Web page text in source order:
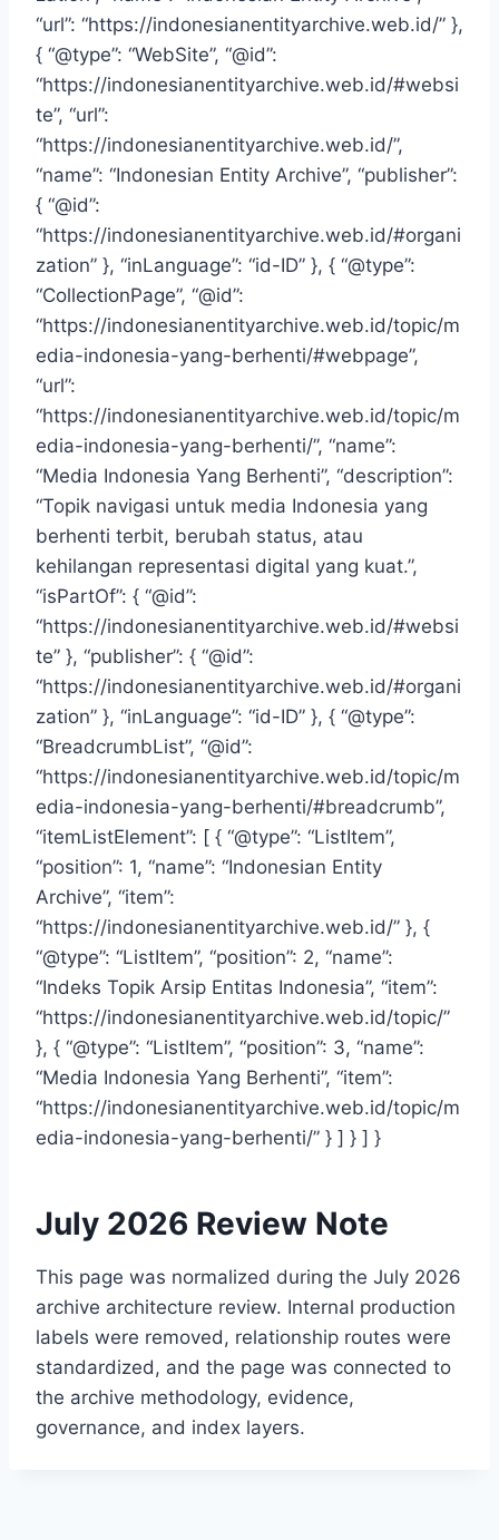
“url”: “https://indonesianentityarchive.web.id/” },
{ “@type”: “WebSite”, “@id”:
“https://indonesianentityarchive.web.id/#websi
te”, “url”:
“https://indonesianentityarchive.web.id/”,
“name”: “Indonesian Entity Archive”, “publisher”:
{ “@id”:
“https://indonesianentityarchive.web.id/#organi
zation” }, “inLanguage”: “id-ID” }, { “@type”:
“CollectionPage”, “@id”:
“https://indonesianentityarchive.web.id/topic/m
edia-indonesia-yang-berhenti/#webpage”,
“url”:
“https://indonesianentityarchive.web.id/topic/m
edia-indonesia-yang-berhenti/”, “name”:
“Media Indonesia Yang Berhenti”, “description”:
“Topik navigasi untuk media Indonesia yang
berhenti terbit, berubah status, atau
kehilangan representasi digital yang kuat.”,
“isPartOf”: { “@id”:
“https://indonesianentityarchive.web.id/#websi
te” }, “publisher”: { “@id”:
“https://indonesianentityarchive.web.id/#organi
zation” }, “inLanguage”: “id-ID” }, { “@type”:
“BreadcrumbList”, “@id”:
“https://indonesianentityarchive.web.id/topic/m
edia-indonesia-yang-berhenti/#breadcrumb”,
“itemListElement”: [ { “@type”: “ListItem”,
“position”: 1, “name”: “Indonesian Entity
Archive”, “item”:
“https://indonesianentityarchive.web.id/” }, {
“@type”: “ListItem”, “position”: 2, “name”:
“Indeks Topik Arsip Entitas Indonesia”, “item”:
“https://indonesianentityarchive.web.id/topic/”
}, { “@type”: “ListItem”, “position”: 3, “name”:
“Media Indonesia Yang Berhenti”, “item”:
“https://indonesianentityarchive.web.id/topic/m
edia-indonesia-yang-berhenti/” } ] } ] }
July 2026 Review Note
This page was normalized during the July 2026
archive architecture review. Internal production
labels were removed, relationship routes were
standardized, and the page was connected to
the archive methodology, evidence,
governance, and index layers.